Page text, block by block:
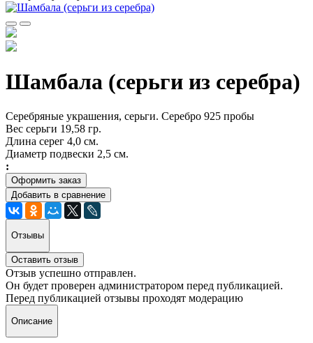
Шамбала (серьги из серебра)
Серебряные украшения, серьги. Серебро 925 пробы
Вес серьги 19,58 гр.
Длина серег 4,0 см.
Диаметр подвески 2,5 см.
:
Оформить заказ
Добавить в сравнение
Отзывы
Оставить отзыв
Отзыв успешно отправлен.
Он будет проверен администратором перед публикацией.
Перед публикацией отзывы проходят модерацию
Описание